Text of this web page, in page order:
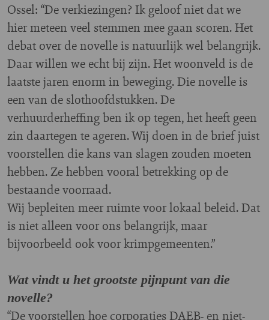
Ossel: “De verkiezingen? Ik geloof niet dat we
hier meteen veel stemmen mee gaan scoren. Het
debat over de novelle is natuurlijk wel belangrijk.
Daar willen we echt bij zijn. Het woonveld is de
laatste jaren enorm in beweging. Die novelle is
een van de slothoofdstukken. De
verhuurderheffing ben ik op tegen, het heeft geen
zin daartegen te ageren. Wij doen in de brief juist
voorstellen die kans van slagen zouden moeten
hebben. Ze hebben vooral betrekking op de
bestaande voorraad.
Wij bepleiten meer ruimte voor lokaal beleid. Dat
is niet alleen voor ons belangrijk, maar
bijvoorbeeld ook voor krimpgemeenten.”
Wat vindt u het grootste pijnpunt van die
novelle?
“De voorstellen hoe corporaties DAEB- en niet-